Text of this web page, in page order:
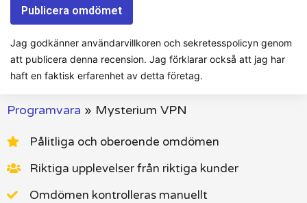
Jag godkänner användarvillkoren och sekretesspolicyn genom
att publicera denna recension. Jag förklarar också att jag har
haft en faktisk erfarenhet av detta företag.
Programvara » Mysterium VPN
Pålitliga och oberoende omdömen
Riktiga upplevelser från riktiga kunder
Omdömen kontrolleras manuellt